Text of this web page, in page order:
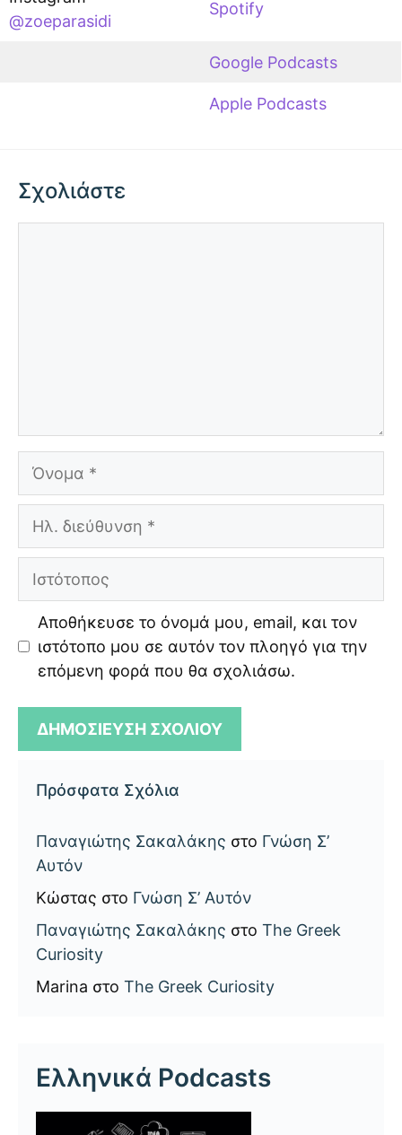
@zoeparasidi
Spotify
Google Podcasts
Apple Podcasts
Σχολιάστε
Όνομα
Ιστότοπος
Αποθήκευσε το όνομά μου, email, και τον
ιστότοπο μου σε αυτόν τον πλοηγό για την
επόμενη φορά που θα σχολιάσω.
Πρόσφατα Σχόλια
Παναγιώτης Σακαλάκης στο Γνώση Σ’
Αυτόν
Κώστας στο Γνώση Σ’ Αυτόν
Παναγιώτης Σακαλάκης στο The Greek
Curiosity
Marina στο The Greek Curiosity
Ελληνικά Podcasts